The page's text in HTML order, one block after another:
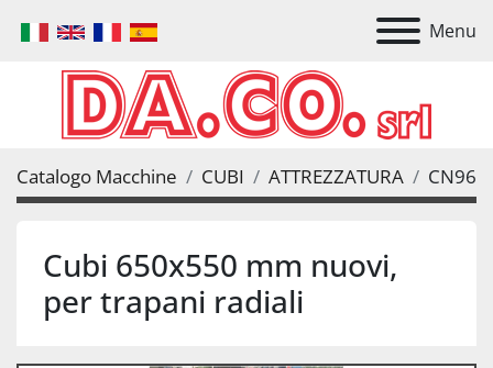
Menu
Catalogo Macchine CUBI ATTREZZATURA CN96
Cubi 650x550 mm nuovi,
per trapani radiali